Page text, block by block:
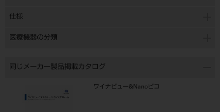
仕様
医療機器の分類
同じメーカー製品掲載カタログ
ワイナビュー&Nanoピコ